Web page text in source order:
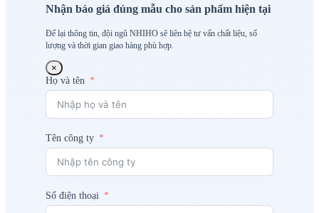
Nhận báo giá đúng mẫu cho sản phẩm hiện tại
Để lại thông tin, đội ngũ NHIHO sẽ liên hệ tư vấn chất liệu, số
lượng và thời gian giao hàng phù hợp.
×
Họ và tên
Tên công ty
Số điện thoại